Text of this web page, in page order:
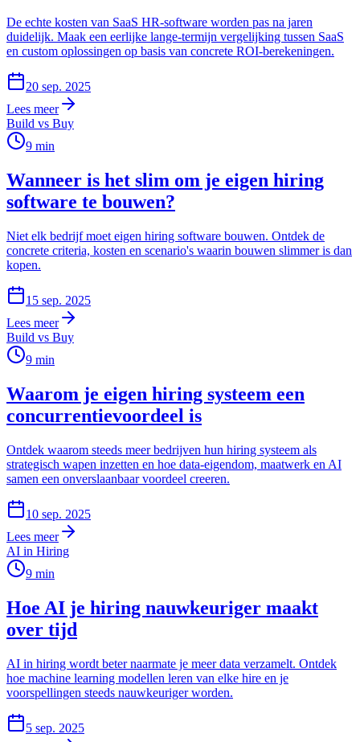
De echte kosten van SaaS HR-software worden pas na jaren
duidelijk. Maak een eerlijke lange-termijn vergelijking tussen SaaS
en custom oplossingen op basis van concrete ROI-berekeningen.
20 sep. 2025
Lees meer
Build vs Buy
9 min
Wanneer is het slim om je eigen hiring
software te bouwen?
Niet elk bedrijf moet eigen hiring software bouwen. Ontdek de
concrete criteria, kosten en scenario's waarin bouwen slimmer is dan
kopen.
15 sep. 2025
Lees meer
Build vs Buy
9 min
Waarom je eigen hiring systeem een
concurrentievoordeel is
Ontdek waarom steeds meer bedrijven hun hiring systeem als
strategisch wapen inzetten en hoe data-eigendom, maatwerk en AI
samen een onverslaanbaar voordeel creeren.
10 sep. 2025
Lees meer
AI in Hiring
9 min
Hoe AI je hiring nauwkeuriger maakt
over tijd
AI in hiring wordt beter naarmate je meer data verzamelt. Ontdek
hoe machine learning modellen leren van elke hire en je
voorspellingen steeds nauwkeuriger worden.
5 sep. 2025